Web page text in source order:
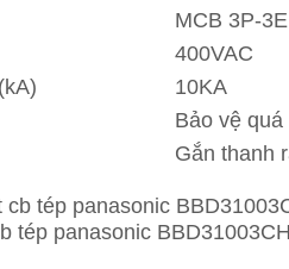
MCB 3P-
400VAC
10KA
Bảo vệ
Gắn thanh
tép panasonic